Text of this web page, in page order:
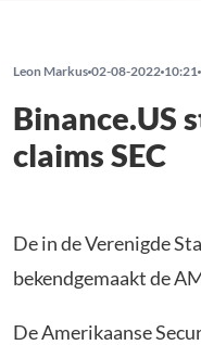
Leon Markus 02-08-2022 10:21
Binance.US
claims SEC
De in de Verenigde
bekendgemaakt de
De Amerikaanse